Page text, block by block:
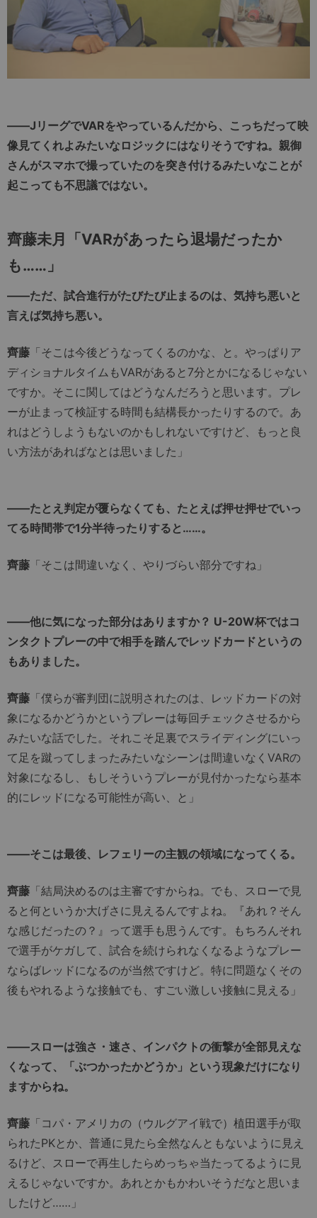
――JリーグでVARをやっているんだから、こっちだって映
像見てくれよみたいなロジックにはなりそうですね。親御
さんがスマホで撮っていたのを突き付けるみたいなことが
起こっても不思議ではない。
齊藤未月「VARがあったら退場だったか
も……」
――ただ、試合進行がたびたび止まるのは、気持ち悪いと
言えば気持ち悪い。
齊藤 「そこは今後どうなってくるのかな、と。やっぱりア
ディショナルタイムもVARがあると7分とかになるじゃない
ですか。そこに関してはどうなんだろうと思います。プレ
ーが止まって検証する時間も結構長かったりするので。あ
れはどうしようもないのかもしれないですけど、もっと良
い方法があればなとは思いました」
――たとえ判定が覆らなくても、たとえば押せ押せでいっ
てる時間帯で1分半待ったりすると……。
齊藤 「そこは間違いなく、やりづらい部分ですね」
――他に気になった部分はありますか？ U-20W杯ではコ
ンタクトプレーの中で相手を踏んでレッドカードというの
もありました。
齊藤 「僕らが審判団に説明されたのは、レッドカードの対
象になるかどうかというプレーは毎回チェックさせるから
みたいな話でした。それこそ足裏でスライディングにいっ
て足を蹴ってしまったみたいなシーンは間違いなくVARの
対象になるし、もしそういうプレーが見付かったなら基本
的にレッドになる可能性が高い、と」
――そこは最後、レフェリーの主観の領域になってくる。
齊藤 「結局決めるのは主審ですからね。でも、スローで見
ると何というか大げさに見えるんですよね。『あれ？そん
な感じだったの？』って選手も思うんです。もちろんそれ
で選手がケガして、試合を続けられなくなるようなプレー
ならばレッドになるのが当然ですけど。特に問題なくその
後もやれるような接触でも、すごい激しい接触に見える」
――スローは強さ・速さ、インパクトの衝撃が全部見えな
くなって、「ぶつかったかどうか」という現象だけになり
ますからね。
齊藤 「コパ・アメリカの（ウルグアイ戦で）植田選手が取
られたPKとか、普通に見たら全然なんともないように見え
るけど、スローで再生したらめっちゃ当たってるように見
えるじゃないですか。あれとかもかわいそうだなと思いま
したけど……」